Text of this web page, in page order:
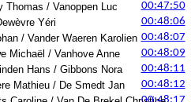
Thomas / Vanoppen Luc 00:47:50
Yéri 00:48:06
/ Vander Waeren Karolien 00:48:07
Michaël / Vanhove Anne 00:48:09
Hans / Gibbons Nora 00:48:11
Mathieu / De Smedt Jan 00:48:12